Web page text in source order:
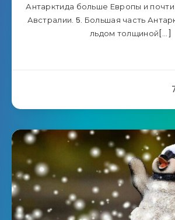
Антарктида больше Европы и
Австралии. 5. Большая часть
льдом толщиной[…]